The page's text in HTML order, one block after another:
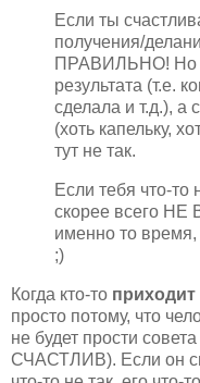
Если ты
получения/
ПРАВИЛЬНО! Но
результата (т.е.
сделала и т.д.), а
(хоть капельку,
тут не так.
Если тебя что-то
скорее всего
именно то время,
;)
Когда кто-то приходит
просто потому, что
не будет прости
СЧАСТЛИВ). Если он